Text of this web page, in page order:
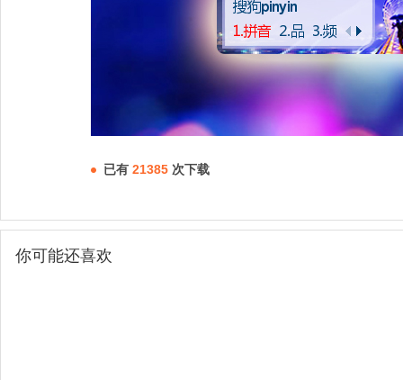
已有 21385 次下载
你可能还喜欢